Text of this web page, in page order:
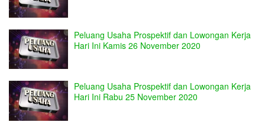
Peluang Usaha Prospektif dan Lowongan Kerja
Hari Ini Kamis 26 November 2020
Peluang Usaha Prospektif dan Lowongan Kerja
Hari Ini Rabu 25 November 2020